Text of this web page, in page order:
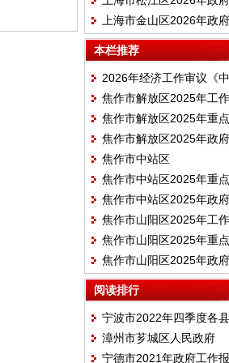
上海市金山区2026年政
本栏推荐
2026年经济工作审议《
依法治国工作条例》
焦作市解放区2025年工
标
焦作市解放区2025年重
焦作市解放区2025年政
焦作市中站区
焦作市中站区2025年重
焦作市中站区2025年政
焦作市山阳区2025年工
标
焦作市山阳区2025年重
焦作市山阳区2025年政
阅读排行
宁波市2022年四季度各
漳州市芗城区人民政府
宁德市2021年政府工作